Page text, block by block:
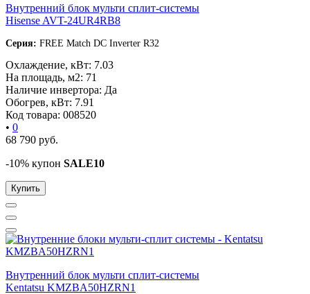
Внутренний блок мульти сплит-системы
Hisense AVT-24UR4RB8
Серия: FREE Match DC Inverter R32
Охлаждение, кВт: 7.03
На площадь, м2: 71
Наличие инвертора: Да
Обогрев, кВт: 7.91
Код товара: 008520
• 0
68 790 руб.
-10% купон SALE10
Купить
Внутренний блок мульти сплит-системы
Kentatsu KMZBA50HZRN1